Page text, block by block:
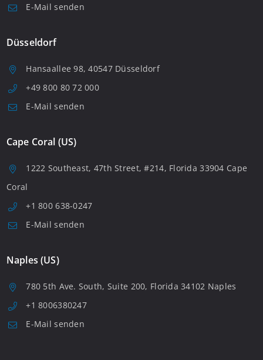
E-Mail senden
Düsseldorf
Hansaallee 98, 40547 Düsseldorf
+49 800 80 72 000
E-Mail senden
Cape Coral (US)
1222 Southeast, 47th Street, #214, Florida 33904 Cape
Coral
+1 800 638-0247
E-Mail senden
Naples (US)
780 5th Ave. South, Suite 200, Florida 34102 Naples
+1 8006380247
E-Mail senden